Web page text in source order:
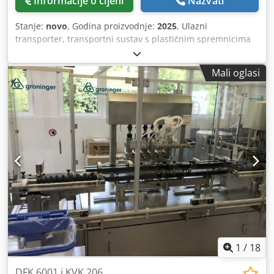
Stanje: novo, Godina proizvodnje: 2025, Ulazni
transporter, transportni sustav s plastičnim spremnicima
koji transportiraju proizvod od vibracijskog dodavača do
jedinice za vaganje. Nehrđajući čelik; 380V/1kW; Dimenzije:
D2800xŠ600xV3950m; Težina: 500/600kg. Dodpfov Nmmkex
Ag Reck Stroj/sustav je također dostupan u drugim
verzijama za različite veličine pakiranja i brzine pakiranja.
Imajte na umu da su naše nove cijene često niže od
uobičajenih cijena rabljenih. Samo pitajte i recite nam svoj
zadatak pakiranja. - Obično je 30-50 različitih novih
strojeva dostupno odmah sa zaliha. Osim toga, imamo vrlo
kratke rokove isporuke od približno 3 tjedna za strojeve koji
su proizvedeni prema specifikacijama kupaca. - Svi strojevi
su dostupni s punim jamstvom.
Mali oglasi
1 / 18